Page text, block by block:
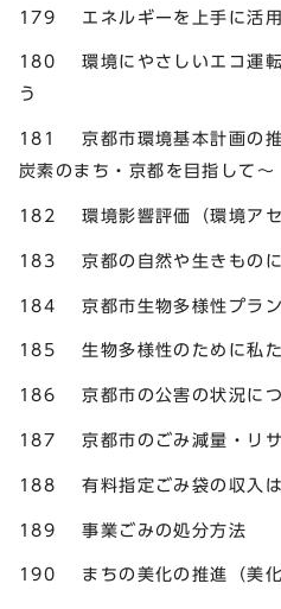
179 エネルギーを上手に活用
180 環境にやさしいエコ運転
う
181 京都市環境基本計画の推
炭素のまち・京都を目指して～
182 環境影響評価（環境ア
183 京都の自然や生きものに
184 京都市生物多様性プラ
185 生物多様性のために私た
186 京都市の公害の状況につ
187 京都市のごみ減量・リサ
188 有料指定ごみ袋の収入は
189 事業ごみの処分方法
190 まちの美化の推進（美化